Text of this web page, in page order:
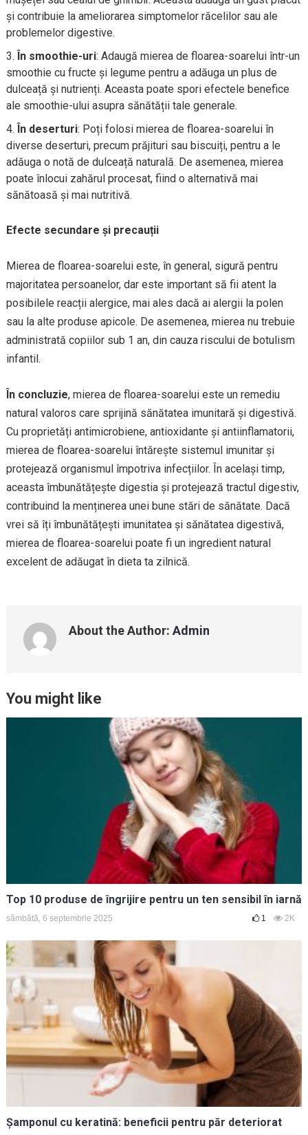
și contribuie la ameliorarea simptomelor răcelilor sau ale
problemelor digestive.
În smoothie-uri: Adaugă mierea de floarea-soarelui într-un
smoothie cu fructe și legume pentru a adăuga un plus de
dulceață și nutrienți. Aceasta poate spori efectele benefice
ale smoothie-ului asupra sănătății tale generale.
În deserturi: Poți folosi mierea de floarea-soarelui în
diverse deserturi, precum prăjituri sau biscuiți, pentru a le
adăuga o notă de dulceață naturală. De asemenea, mierea
poate înlocui zahărul procesat, fiind o alternativă mai
sănătoasă și mai nutritivă.
Efecte secundare și precauții
Mierea de floarea-soarelui este, în general, sigură pentru
majoritatea persoanelor, dar este important să fii atent la
posibilele reacții alergice, mai ales dacă ai alergii la polen
sau la alte produse apicole. De asemenea, mierea nu trebuie
administrată copiilor sub 1 an, din cauza riscului de botulism
infantil.
În concluzie, mierea de floarea-soarelui este un remediu
natural valoros care sprijină sănătatea imunitară și digestivă.
Cu proprietăți antimicrobiene, antioxidante și antiinflamatorii,
mierea de floarea-soarelui întărește sistemul imunitar și
protejează organismul împotriva infecțiilor. În același timp,
aceasta îmbunătățește digestia și protejează tractul digestiv,
contribuind la menținerea unei bune stări de sănătate. Dacă
vrei să îți îmbunătățești imunitatea și sănătatea digestivă,
mierea de floarea-soarelui poate fi un ingredient natural
excelent de adăugat în dieta ta zilnică.
About the Author: Admin
You might like
Top 10 produse de îngrijire pentru un ten sensibil în iarnă
sâmbătă, 6 septembrie 2025 1 2K
Șamponul cu keratină: beneficii pentru păr deteriorat